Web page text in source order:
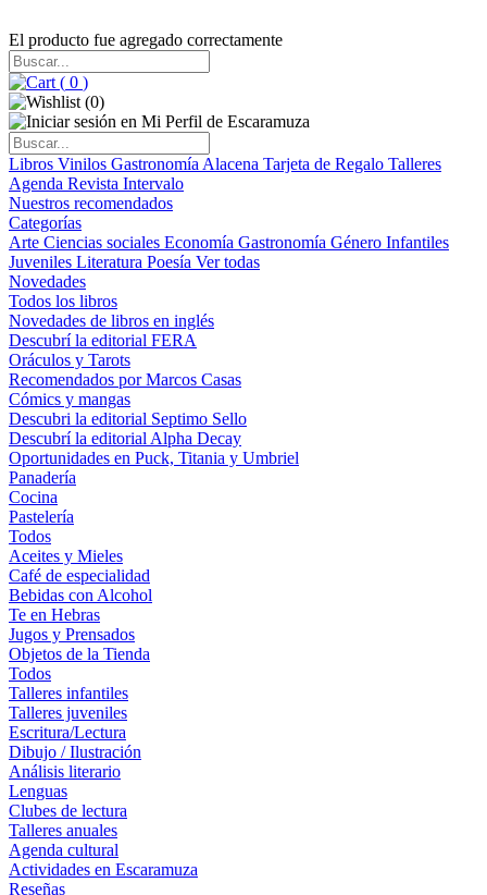
El producto fue agregado correctamente
( 0 )
(0)
Libros Vinilos Gastronomía Alacena Tarjeta de Regalo Talleres
Agenda Revista Intervalo
Nuestros recomendados
Categorías
Arte Ciencias sociales Economía Gastronomía Género Infantiles
Juveniles Literatura Poesía Ver todas
Novedades
Todos los libros
Novedades de libros en inglés
Descubrí la editorial FERA
Oráculos y Tarots
Recomendados por Marcos Casas
Cómics y mangas
Descubri la editorial Septimo Sello
Descubrí la editorial Alpha Decay
Oportunidades en Puck, Titania y Umbriel
Panadería
Cocina
Pastelería
Todos
Aceites y Mieles
Café de especialidad
Bebidas con Alcohol
Te en Hebras
Jugos y Prensados
Objetos de la Tienda
Todos
Talleres infantiles
Talleres juveniles
Escritura/Lectura
Dibujo / Ilustración
Análisis literario
Lenguas
Clubes de lectura
Talleres anuales
Agenda cultural
Actividades en Escaramuza
Reseñas